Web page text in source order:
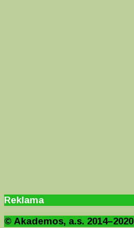
Reklama
© Akademos, a.s. 2014–2020